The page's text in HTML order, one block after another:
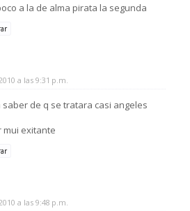
a la de alma pirata la segunda
a las 9:31 p.m.
de q se tratara casi angeles
mui exitante
a las 9:48 p.m.